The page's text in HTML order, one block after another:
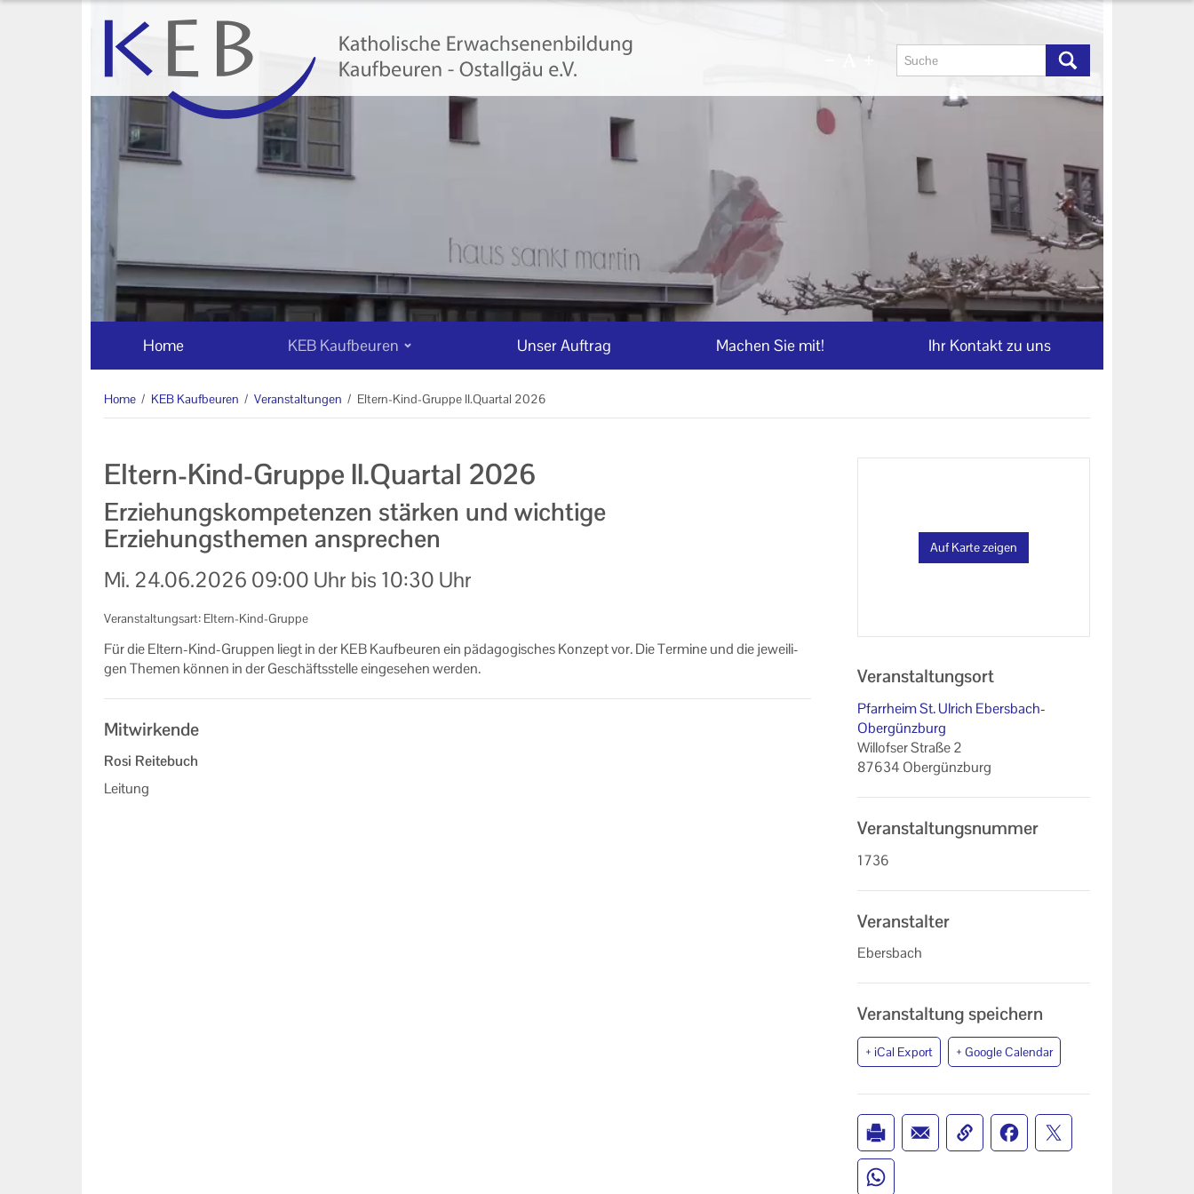
Home KEB Kaufbeuren Unser Auftrag Machen Sie mit! Ihr Kontakt zu uns
Home / KEB Kaufbeuren / Veranstaltungen / Eltern-Kind-Gruppe II.Quartal 2026
Eltern-Kind-Gruppe II.Quartal 2026
Erziehungskompetenzen stärken und wichtige
Erziehungsthemen ansprechen
Mi. 24.06.2026 09:00 Uhr bis 10:30 Uhr
Veranstaltungsart: Eltern-Kind-Gruppe
Für die Eltern-​Kind-Gruppen liegt in der KEB Kauf­beu­ren ein päd­ago­gi­sches Kon­zept vor. Die Ter­mi­ne und die je­wei­li­
gen The­men kön­nen in der Ge­schäfts­stel­le ein­ge­se­hen wer­den.
Mitwirkende
Rosi Reitebuch
Leitung
Auf Karte zeigen
Veranstaltungsort
Pfarrheim St. Ulrich Ebersbach-
Obergünzburg
Willofser Straße 2
87634 Obergünzburg
Veranstaltungsnummer
1736
Veranstalter
Ebersbach
Veranstaltung speichern
+ iCal Export + Google Calendar
Veranstaltungen
Eltern-Kind-Gruppen
Ihr Kontakt zu uns